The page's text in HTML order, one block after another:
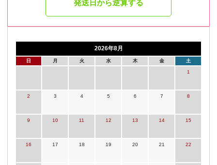
発送日から逆算する
2026年8月
日 月 火 水 木 金 土
1
2 3 4 5 6 7 8
9 10 11 12 13 14 15
16 17 18 19 20 21 22